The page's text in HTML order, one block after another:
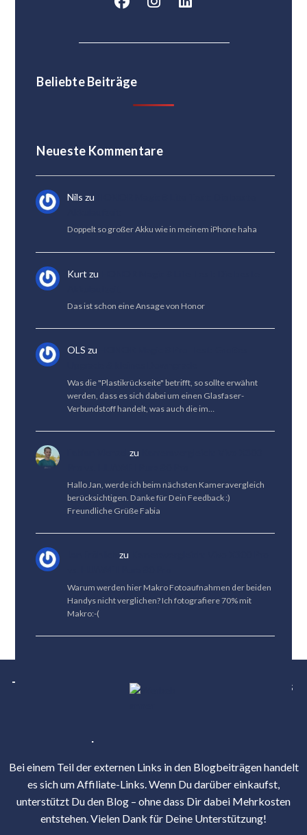
Beliebte Beiträge
Neueste Kommentare
Nils zu
Doppelt so großer Akku wie in meinem iPhone haha
Kurt zu
Das ist schon eine Ansage von Honor
OLS zu
Was die "Plastikrückseite" betrifft, so sollte erwähnt
werden, dass es sich dabei um einen Glasfaser-
Verbundstoff handelt, was auch die im…
zu
Hallo Jan, werde ich beim nächsten Kameravergleich
berücksichtigen. Danke für Dein Feedback :)
Freundliche Grüße Fabia
zu
Warum werden hier Makro Fotoaufnahmen der beiden
Handys nicht verglichen? Ich fotografiere 70% mit
Makro:-(
Tests Tipps
Über uns
Bei einem Teil der externen Links in den Blogbeiträgen handelt
es sich um Affiliate-Links. Wenn Du darüber einkaufst,
unterstützt Du den Blog – ohne dass Dir dabei Mehrkosten
entstehen. Vielen Dank für Deine Unterstützung!